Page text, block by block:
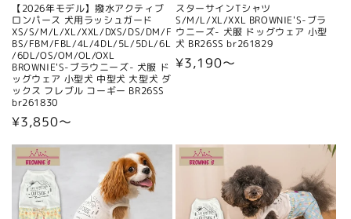
【2026年モデル】撥水アクティブ
ロンパース 犬用ラッシュガード
XS/S/M/L/XL/XXL/DXS/DS/DM/F
BS/FBM/FBL/4L/4DL/5L/5DL/6L
/6DL/OS/OM/OL/OXL
BROWNIE'S-ブラウニーズ- 犬服 ド
ッグウェア 小型犬 中型犬 大型犬 ダ
ックス フレブル コーギー BR26SS
br261830
通
常
価
格
¥3,850〜
スターサインTシャツ
S/M/L/XL/XXL BROWNIE'S-ブラ
ウニーズ- 犬服 ドッグウェア 小型
犬 BR26SS br261829
通
¥3,190〜